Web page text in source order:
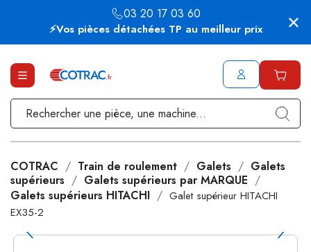
⚡Vos pièces détachées TP au meilleur prix
03 20 17 03 60
COTRAC Train de roulement Galets
Galets
supérieurs
Galets supérieurs par MARQUE
Galets supérieurs HITACHI
Galet supérieur HITACHI
EX35-2